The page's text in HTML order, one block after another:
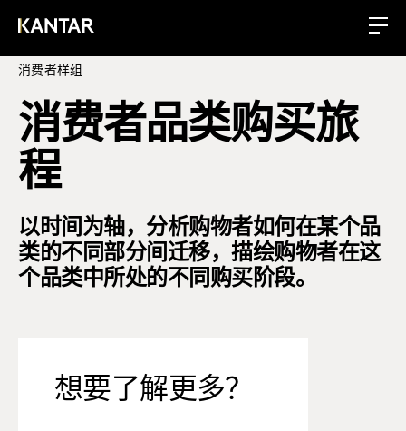
消费者样组
消费者品类购买旅
程
以时间为轴，分析购物者如何在某个品
类的不同部分间迁移，描绘购物者在这
个品类中所处的不同购买阶段。
想要了解更多？